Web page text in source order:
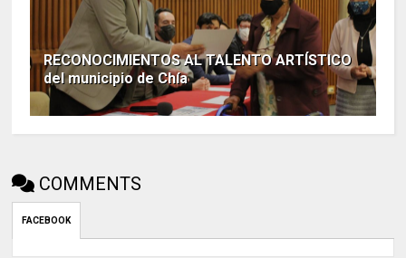
RECONOCIMIENTOS AL TALENTO ARTÍSTICO
del municipio de Chía
COMMENTS
FACEBOOK